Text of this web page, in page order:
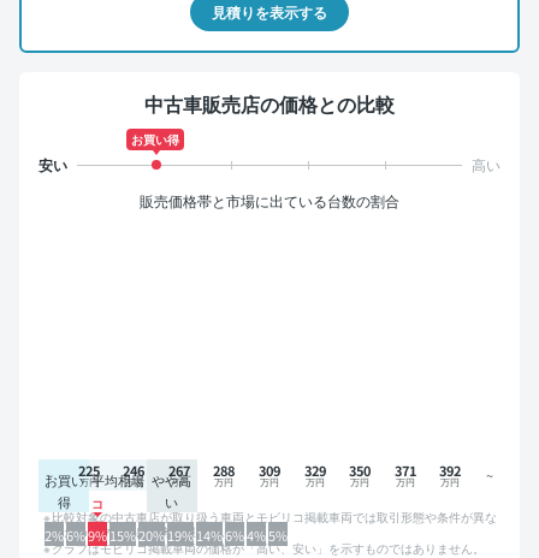
見積りを表示する
中古車販売店の価格との比較
お買い得
販売価格帯と市場に出ている台数の割合
お買い
得
平均相場 やや高
い
2%6%9%15%20%19%14%6%4%5%
225 246 267 288 309 329 350 371 392
比較対象の中古車店が取り扱う車両とモビリコ掲載車両では取引形態や条件が異な
るため、グラフは参考情報です。
グラフはモビリコ掲載車両の価格が「高い、安い」を示すものではありません。